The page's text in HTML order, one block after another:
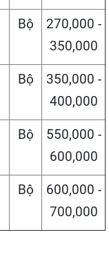
Bộ
270,000 -
350,000
Bộ
350,000 -
400,000
Bộ
550,000 -
600,000
Bộ
600,000 -
700,000